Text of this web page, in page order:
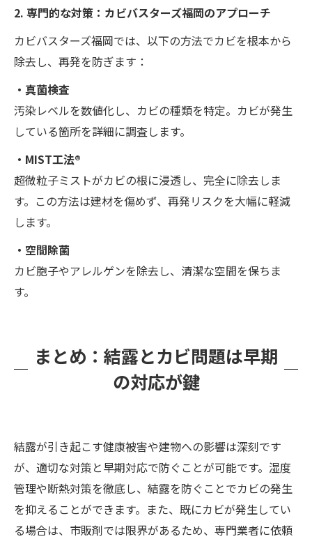
2. 専門的な対策：カビバスターズ福岡のアプローチ
カビバスターズ福岡では、以下の方法でカビを根本から
除去し、再発を防ぎます：
・真菌検査
汚染レベルを数値化し、カビの種類を特定。カビが発生
している箇所を詳細に調査します。
・MIST工法®
超微粒子ミストがカビの根に浸透し、完全に除去しま
す。この方法は建材を傷めず、再発リスクを大幅に軽減
します。
・空間除菌
カビ胞子やアレルゲンを除去し、清潔な空間を保ちま
す。
まとめ：結露とカビ問題は早期
の対応が鍵
結露が引き起こす健康被害や建物への影響は深刻です
が、適切な対策と早期対応で防ぐことが可能です。湿度
管理や断熱対策を徹底し、結露を防ぐことでカビの発生
を抑えることができます。また、既にカビが発生してい
る場合は、市販剤では限界があるため、専門業者に依頼